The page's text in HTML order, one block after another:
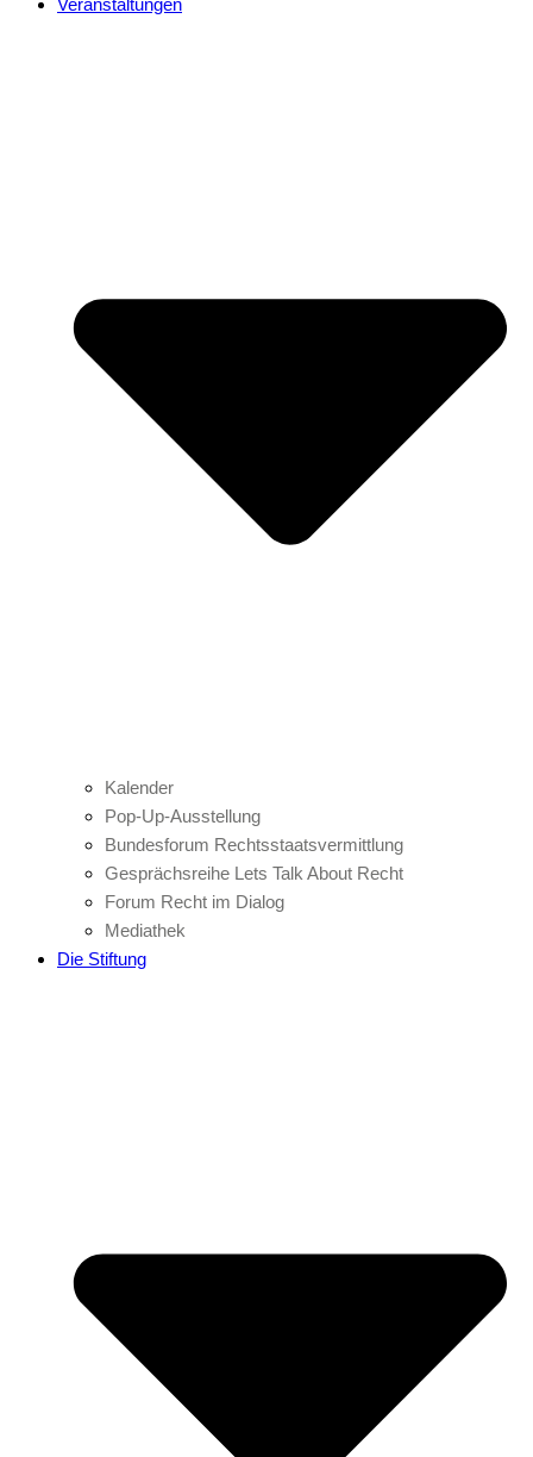
Veranstaltungen
Kalender
Pop-Up-Ausstellung
Bundesforum Rechtsstaatsvermittlung
Gesprächsreihe Lets Talk About Recht
Forum Recht im Dialog
Mediathek
Die Stiftung